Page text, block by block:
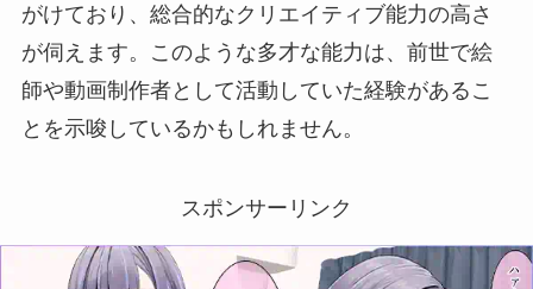
がけており、総合的なクリエイティブ能力の高さ
が伺えます。このような多才な能力は、前世で絵
師や動画制作者として活動していた経験があるこ
とを示唆しているかもしれません。
スポンサーリンク